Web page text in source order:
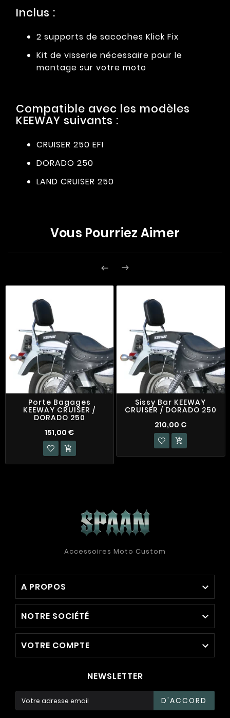
Inclus :
2 supports de sacoches Klick Fix
Kit de visserie nécessaire pour le
montage sur votre moto
Compatible avec les modèles
KEEWAY suivants :
CRUISER 250 EFI
DORADO 250
LAND CRUISER 250
Vous Pourriez Aimer
 
Porte Bagages
KEEWAY CRUISER /
DORADO 250
151,00 €

Sissy Bar KEEWAY
CRUISER / DORADO 250
210,00 €

Accessoires Moto Custom
A PROPOS 
NOTRE SOCIÉTÉ 
VOTRE COMPTE 
NEWSLETTER
D'ACCORD